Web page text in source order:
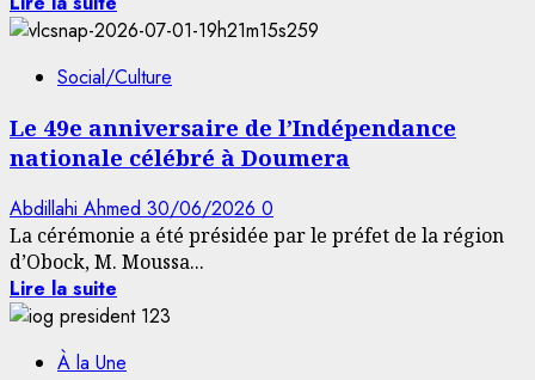
Social/Culture
Le 49e anniversaire de l’Indépendance
nationale célébré à Doumera
Abdillahi Ahmed 30/06/2026 0
La cérémonie a été présidée par le préfet de la région
d’Obock, M. Moussa...
Lire la suite
À la Une